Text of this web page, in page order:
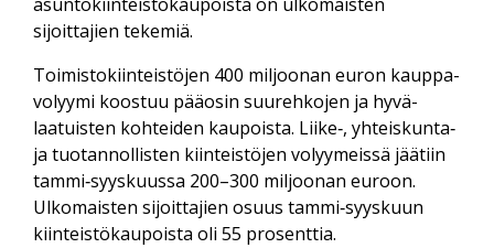
sijoittajien tekemiä.
Toimistokiinteistöjen 400 miljoonan euron kauppa­
volyymi koostuu pääosin suurehkojen ja hyvä­
laatuisten kohteiden kaupoista. Liike‑, yhteis­kunta‑
ja tuotannollisten kiinteistöjen volyymeissä jäätiin
tammi‑syyskuussa 200–300 miljoonan euroon.
Ulkomaisten sijoittajien osuus tammi‑syyskuun
kiinteistö­kaupoista oli 55 prosenttia.